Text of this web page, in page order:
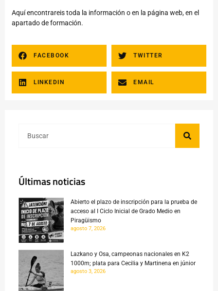
Aquíencontrareis toda la información o en la página web, en el
apartado de formación.
FACEBOOK TWITTER
LINKEDIN EMAIL
Últimas noticias
Abierto el plazo de inscripción para la prueba de
acceso al I Ciclo Inicial de Grado Medio en
Piragüismo
agosto 7, 2026
Lazkano y Osa, campeonas nacionales en K2
1000m; plata para Cecilia y Martinena en júnior
agosto 3, 2026